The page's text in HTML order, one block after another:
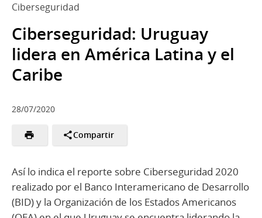
Ciberseguridad
Ciberseguridad: Uruguay
lidera en América Latina y el
Caribe
28/07/2020
Compartir
Así lo indica el reporte sobre Ciberseguridad 2020
realizado por el Banco Interamericano de Desarrollo
(BID) y la Organización de los Estados Americanos